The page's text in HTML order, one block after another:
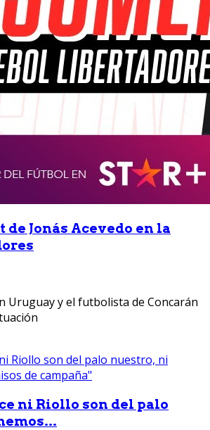
de Jonás Acevedo en la
Uruguay y el futbolista de Concarán
ni Riollo son del palo